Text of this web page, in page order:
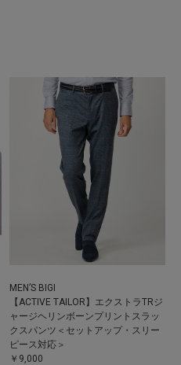
MEN’S BIGI
【ACTIVE TAILOR】エクストラTRジ
ャージヘリンボーンプリントスラッ
クスパンツ＜セットアップ・スリー
ピース対応＞
￥9,000